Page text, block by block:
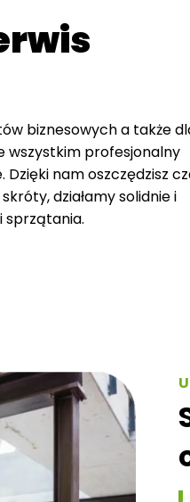
biznesowych a także
wszystkim profesjonalny
Dzięki nam oszczędzisz
działamy solidnie i
sprzątania.